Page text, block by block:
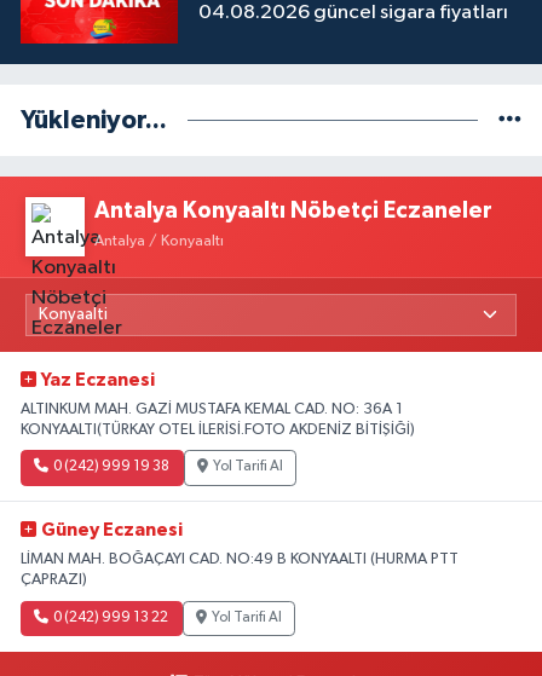
04.08.2026 güncel sigara fiyatları
Yükleniyor...
Antalya Konyaaltı Nöbetçi Eczaneler
Antalya / Konyaaltı
Yaz Eczanesi
ALTINKUM MAH. GAZİ MUSTAFA KEMAL CAD. NO: 36A 1
KONYAALTI(TÜRKAY OTEL İLERİSİ.FOTO AKDENİZ BİTİŞİĞİ)
0 (242) 999 19 38 Yol Tarifi Al
Güney Eczanesi
LİMAN MAH. BOĞAÇAYI CAD. NO:49 B KONYAALTI (HURMA PTT
ÇAPRAZI)
0 (242) 999 13 22 Yol Tarifi Al